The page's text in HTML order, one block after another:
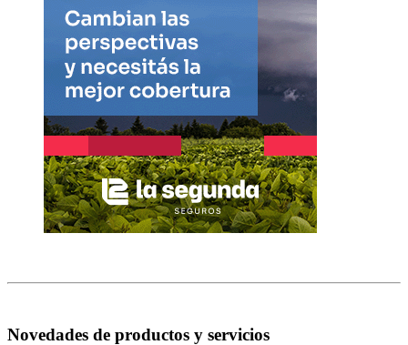
Novedades de productos y servicios